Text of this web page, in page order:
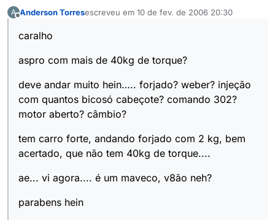
A Anderson Torresescreveu em 10 de fev. de 2006 20:30
última edição por
caralho
aspro com mais de 40kg de torque?
deve andar muito hein….. forjado? weber? injeção
com quantos bicosó cabeçote? comando 302?
motor aberto? câmbio?
tem carro forte, andando forjado com 2 kg, bem
acertado, que não tem 40kg de torque....
ae... vi agora.... é um maveco, v8ão neh?
parabens hein